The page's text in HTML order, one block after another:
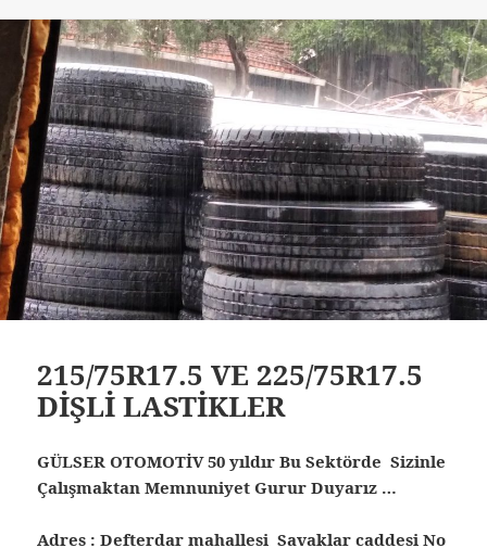
215/75R17.5 VE 225/75R17.5
DİŞLİ LASTİKLER
GÜLSER OTOMOTİV 50 yıldır Bu Sektörde Sizinle
Çalışmaktan Memnuniyet Gurur Duyarız …
Adres : Defterdar mahallesi Savaklar caddesi No